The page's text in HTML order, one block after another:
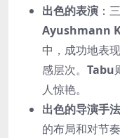
出色的表演 ：
Ayushmann
中，成功地表
感层次。 Tabu
人惊艳。
出色的导演手法
的布局和对节